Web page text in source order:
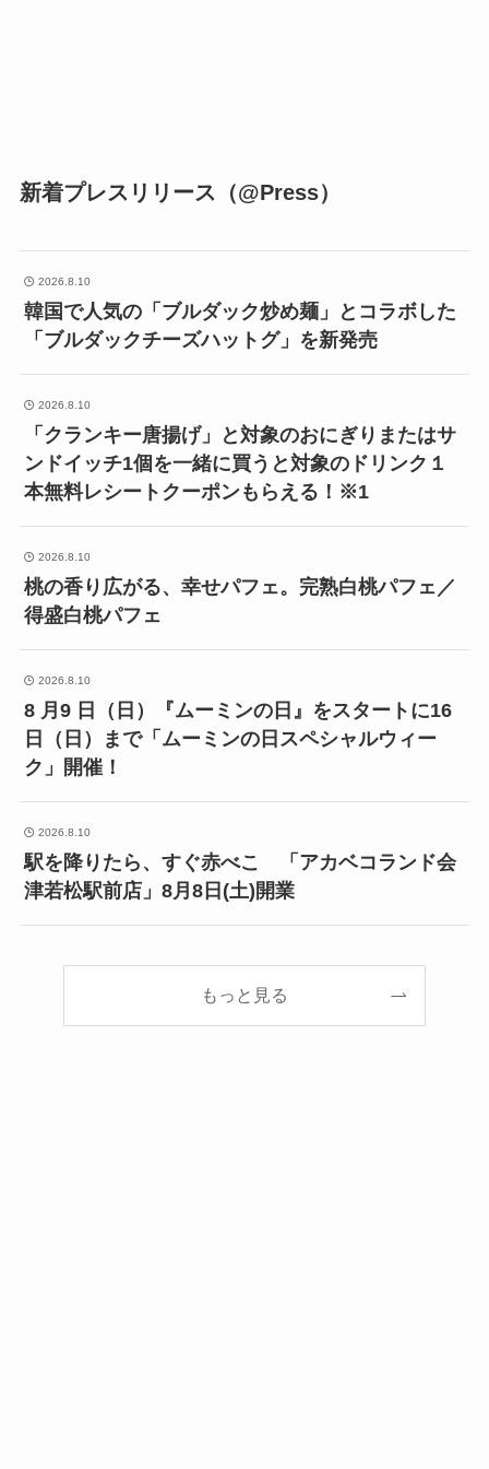
新着プレスリリース（@Press）
2026.8.10
韓国で人気の「ブルダック炒め麺」とコラボした
「ブルダックチーズハットグ」を新発売
2026.8.10
「クランキー唐揚げ」と対象のおにぎりまたはサ
ンドイッチ1個を一緒に買うと対象のドリンク１
本無料レシートクーポンもらえる！※1
2026.8.10
桃の香り広がる、幸せパフェ。完熟白桃パフェ／
得盛白桃パフェ
2026.8.10
8 月9 日（日）『ムーミンの日』をスタートに16
日（日）まで「ムーミンの日スペシャルウィー
ク」開催！
2026.8.10
駅を降りたら、すぐ赤べこ 「アカベコランド会
津若松駅前店」8月8日(土)開業
もっと見る